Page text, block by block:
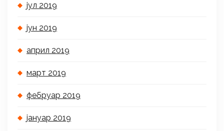
јул 2019
јун 2019
април 2019
март 2019
фебруар 2019
јануар 2019